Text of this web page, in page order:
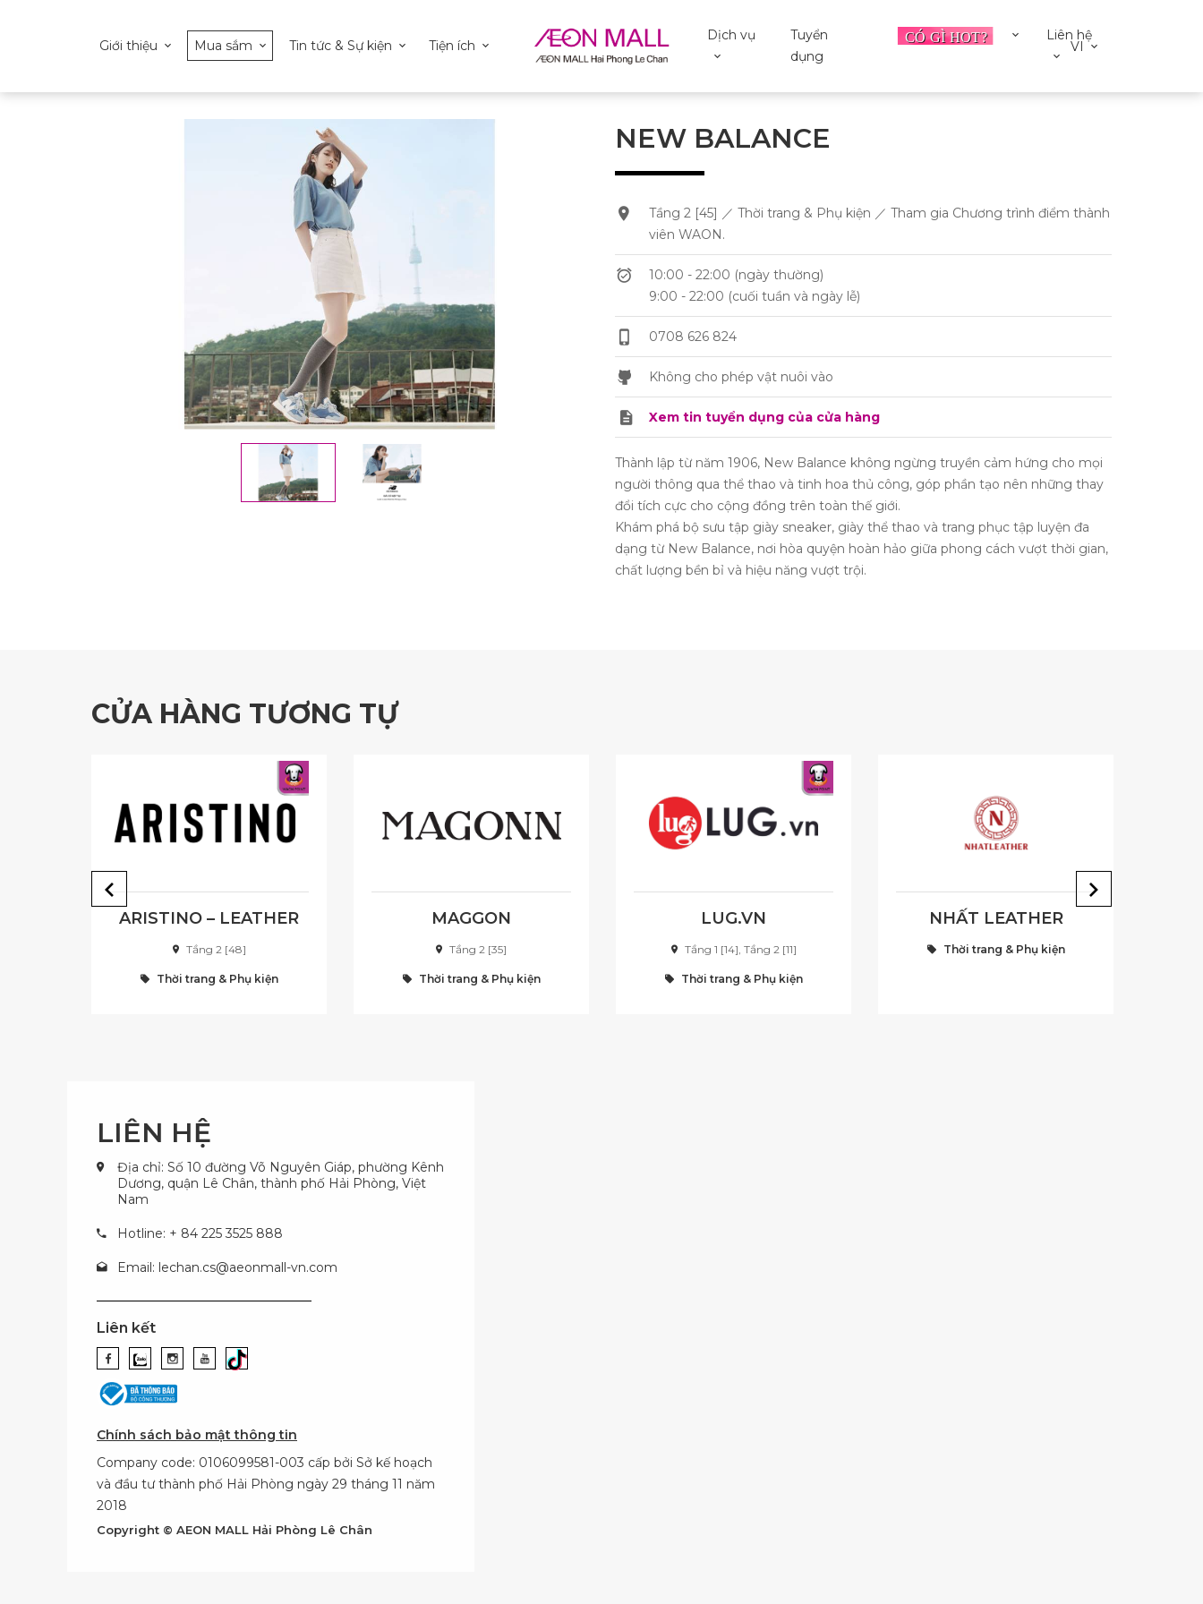
Giới thiệu Mua sắm Tin tức & Sự kiện Tiện ích
Dịch vụ
Tuyển
dụng
Liên hệ
VI
NEW BALANCE
Tầng 2 [45] ／ Thời trang & Phụ kiện ／ Tham gia Chương trình điểm thành
viên WAON.
10:00 - 22:00 (ngày thường)
9:00 - 22:00 (cuối tuần và ngày lễ)
0708 626 824
Không cho phép vật nuôi vào
Xem tin tuyển dụng của cửa hàng
Thành lập từ năm 1906, New Balance không ngừng truyền cảm hứng cho mọi
người thông qua thể thao và tinh hoa thủ công, góp phần tạo nên những thay
đổi tích cực cho cộng đồng trên toàn thế giới.
Khám phá bộ sưu tập giày sneaker, giày thể thao và trang phục tập luyện đa
dạng từ New Balance, nơi hòa quyện hoàn hảo giữa phong cách vượt thời gian,
chất lượng bền bỉ và hiệu năng vượt trội.
CỬA HÀNG TƯƠNG TỰ
ARISTINO – LEATHER
Tầng 2 [48]
Thời trang & Phụ kiện
MAGGON
Tầng 2 [35]
Thời trang & Phụ kiện
LUG.VN
Tầng 1 [14], Tầng 2 [11]
Thời trang & Phụ kiện
NHẤT LEATHER
Thời trang & Phụ kiện
LIÊN HỆ
Địa chỉ: Số 10 đường Võ Nguyên Giáp, phường Kênh
Dương, quận Lê Chân, thành phố Hải Phòng, Việt
Nam
Hotline: + 84 225 3525 888
Email: lechan.cs@aeonmall-vn.com
Liên kết
Chính sách bảo mật thông tin
Company code: 0106099581-003 cấp bởi Sở kế hoạch
và đầu tư thành phố Hải Phòng ngày 29 tháng 11 năm
2018
Copyright © AEON MALL Hải Phòng Lê Chân